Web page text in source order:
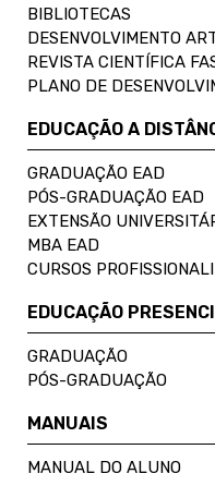
BIBLIOTECAS
DESENVOLVIMENTO
REVISTA CIENTÍFICA
PLANO DE
EDUCAÇÃO A
GRADUAÇÃO EAD
PÓS-GRADUAÇÃO EAD
EXTENSÃO
MBA EAD
CURSOS
EDUCAÇÃO
GRADUAÇÃO
PÓS-GRADUAÇÃO
MANUAIS
MANUAL DO ALUNO